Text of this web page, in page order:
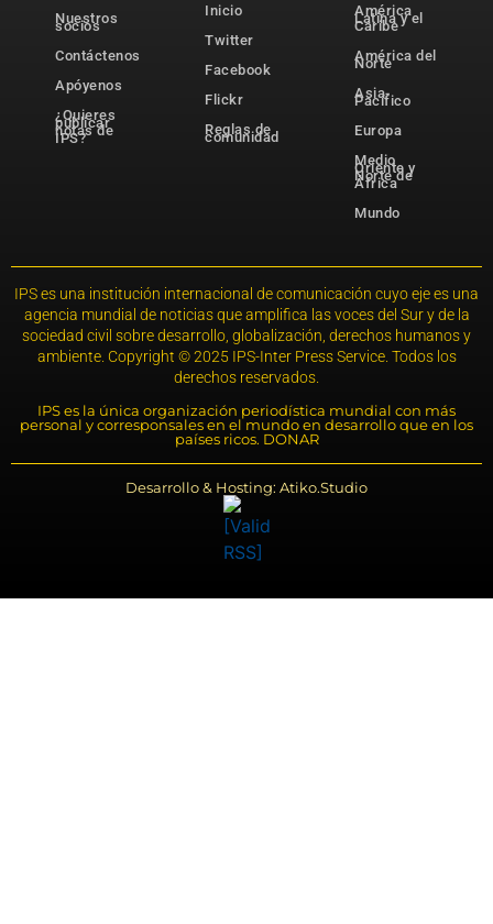
Nuestros
socios
Contáctenos
Apóyenos
¿Quieres
publicar
notas de
IPS?
Inicio
Twitter
Facebook
Flickr
Reglas de
comunidad
América
Latina y el
Caribe
América del
Norte
Asia-
Pacífico
Europa
Medio
Oriente y
Norte de
África
Mundo
IPS es una institución internacional de comunicación cuyo eje es una
agencia mundial de noticias que amplifica las voces del Sur y de la
sociedad civil sobre desarrollo, globalización, derechos humanos y
ambiente. Copyright © 2025 IPS-Inter Press Service. Todos los
derechos reservados.
IPS es la única organización periodística mundial con más
personal y corresponsales en el mundo en desarrollo que en los
países ricos. DONAR
Desarrollo & Hosting: Atiko.Studio